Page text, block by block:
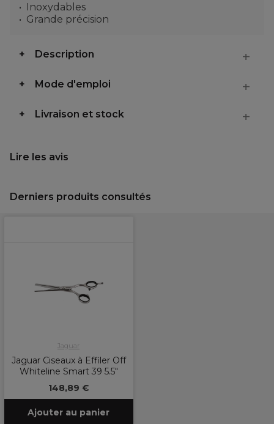
Inoxydables
Grande précision
Description
Mode d'emploi
Livraison et stock
Lire les avis
Derniers produits consultés
Jaguar
Jaguar Ciseaux à Effiler Off
Whiteline Smart 39 5.5"
148,89 €
Ajouter au panier